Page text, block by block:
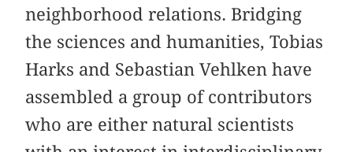
neighborhood relations. Bridging
the sciences and humanities, Tobias
Harks and Sebastian Vehlken have
assembled a group of contributors
who are either natural scientists